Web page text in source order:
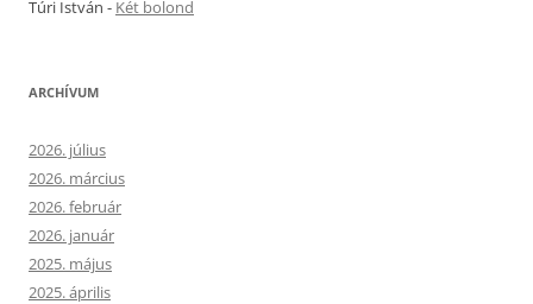
Túri István - Két bolond
ARCHÍVUM
2026. július
2026. március
2026. február
2026. január
2025. május
2025. április